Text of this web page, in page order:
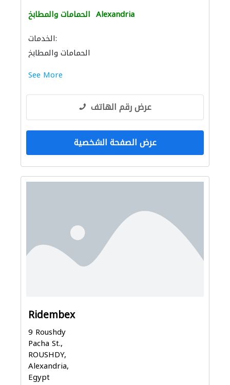
الحمامات والمطابخ Alexandria
الخدمات:
الحمامات والمطابخ
See More
عرض رقم الهاتف
عرض الصفحة الشخصية
Ridembex
9 Roushdy
Pacha St.,
ROUSHDY,
Alexandria,
Egypt